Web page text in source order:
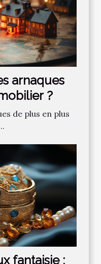
‌arnaques‌
?‌
‌de‌ ‌plus‌ ‌en‌ ‌plus‌
fantaisie :